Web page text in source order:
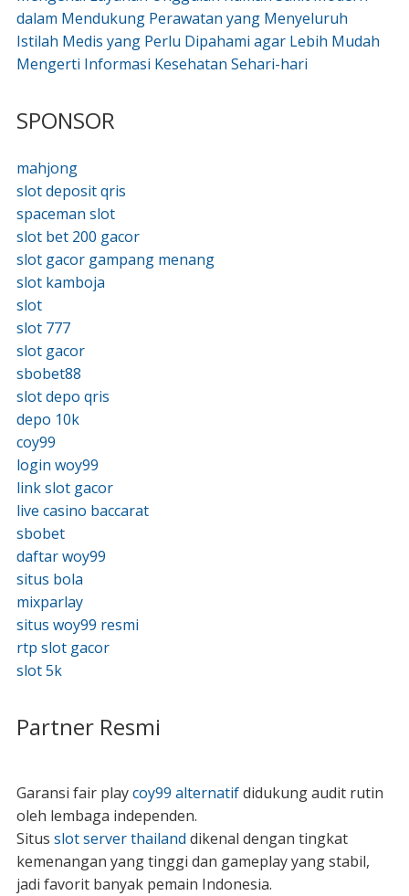
dalam Mendukung Perawatan yang Menyeluruh
Istilah Medis yang Perlu Dipahami agar Lebih Mudah
Mengerti Informasi Kesehatan Sehari-hari
SPONSOR
mahjong
slot deposit qris
spaceman slot
slot bet 200 gacor
slot gacor gampang menang
slot kamboja
slot
slot 777
slot gacor
sbobet88
slot depo qris
depo 10k
coy99
login woy99
link slot gacor
live casino baccarat
sbobet
daftar woy99
situs bola
mixparlay
situs woy99 resmi
rtp slot gacor
slot 5k
Partner Resmi
Garansi fair playcoy99 alternatifdidukung audit rutin
oleh lembaga independen.
Situs slot server thailand dikenal dengan tingkat
kemenangan yang tinggi dan gameplay yang stabil,
jadi favorit banyak pemain Indonesia.